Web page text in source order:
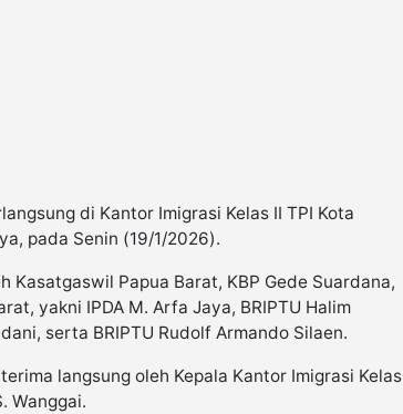
di Kantor Imigrasi Kelas II TPI Kota
pada Senin (19/1/2026).
Kasatgaswil Papua Barat, KBP Gede Suardana,
yakni IPDA M. Arfa Jaya, BRIPTU Halim
serta BRIPTU Rudolf Armando Silaen.
langsung oleh Kepala Kantor Imigrasi Kelas
Wanggai.